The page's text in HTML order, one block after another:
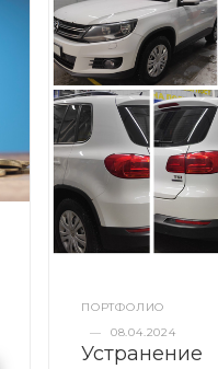
ПОРТФОЛИО
—
08.04.2024
Устранение